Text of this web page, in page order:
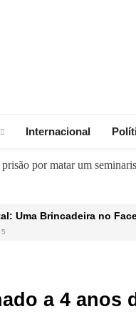
Internacional
por matar um
Uma Brincadeira no
a cooperação de 50 anos
a 4 anos